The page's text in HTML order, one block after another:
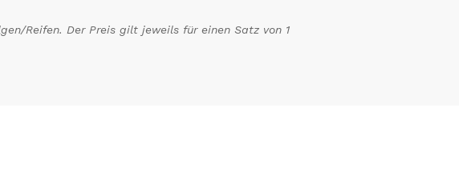
Reifen. Der Preis gilt jeweils für einen Satz von 1